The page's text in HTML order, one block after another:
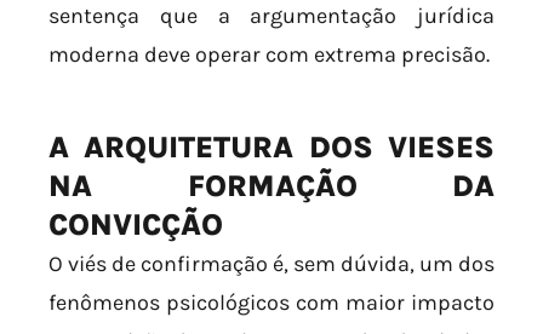
sentença que a argumentação jurídica
moderna deve operar com extrema precisão.
A ARQUITETURA DOS VIESES
NA FORMAÇÃO DA
CONVICÇÃO
O viés de confirmação é, sem dúvida, um dos
fenômenos psicológicos com maior impacto